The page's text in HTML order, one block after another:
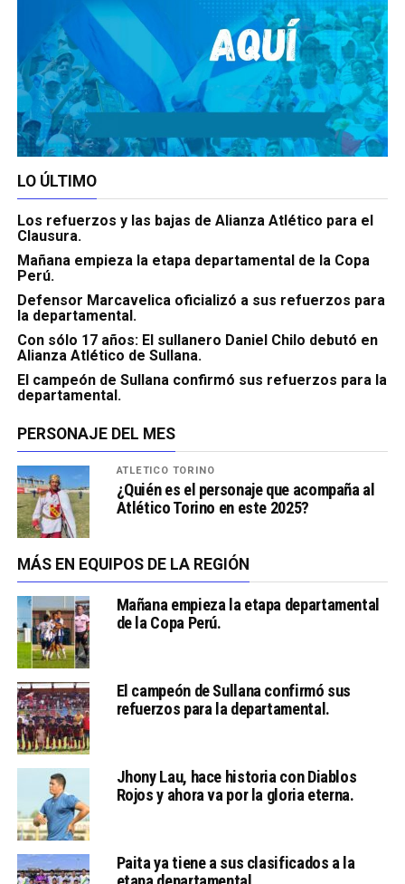
LO ÚLTIMO
Los refuerzos y las bajas de Alianza Atlético para el
Clausura.
Mañana empieza la etapa departamental de la Copa
Perú.
Defensor Marcavelica oficializó a sus refuerzos para
la departamental.
Con sólo 17 años: El sullanero Daniel Chilo debutó en
Alianza Atlético de Sullana.
El campeón de Sullana confirmó sus refuerzos para la
departamental.
PERSONAJE DEL MES
ATLÉTICO TORINO
¿Quién es el personaje que acompaña al
Atlético Torino en este 2025?
MÁS EN EQUIPOS DE LA REGIÓN
Mañana empieza la etapa departamental
de la Copa Perú.
El campeón de Sullana confirmó sus
refuerzos para la departamental.
Jhony Lau, hace historia con Diablos
Rojos y ahora va por la gloria eterna.
Paita ya tiene a sus clasificados a la